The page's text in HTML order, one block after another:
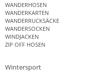
WANDERHOSEN
WANDERKARTEN
WANDERRUCKSÄCKE
WANDERSOCKEN
WINDJACKEN
ZIP OFF HOSEN
Wintersport